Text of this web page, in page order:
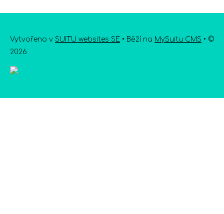
Vytvořeno v SUITU websites SE • Běží na MySuitu CMS • ©
2026